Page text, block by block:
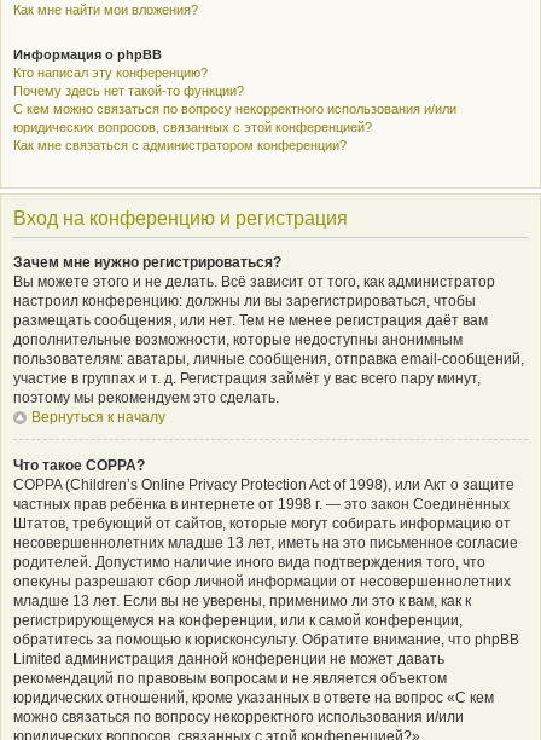
Как мне найти мои вложения?
Информация о phpBB
Кто написал эту конференцию?
Почему здесь нет такой-то функции?
С кем можно связаться по вопросу некорректного использования и/или
юридических вопросов, связанных с этой конференцией?
Как мне связаться с администратором конференции?
Вход на конференцию и регистрация
Зачем мне нужно регистрироваться?
Вы можете этого и не делать. Всё зависит от того, как администратор
настроил конференцию: должны ли вы зарегистрироваться, чтобы
размещать сообщения, или нет. Тем не менее регистрация даёт вам
дополнительные возможности, которые недоступны анонимным
пользователям: аватары, личные сообщения, отправка email-сообщений,
участие в группах и т. д. Регистрация займёт у вас всего пару минут,
поэтому мы рекомендуем это сделать.
Вернуться к началу
Что такое COPPA?
COPPA (Children’s Online Privacy Protection Act of 1998), или Акт о защите
частных прав ребёнка в интернете от 1998 г. — это закон Соединённых
Штатов, требующий от сайтов, которые могут собирать информацию от
несовершеннолетних младше 13 лет, иметь на это письменное согласие
родителей. Допустимо наличие иного вида подтверждения того, что
опекуны разрешают сбор личной информации от несовершеннолетних
младше 13 лет. Если вы не уверены, применимо ли это к вам, как к
регистрирующемуся на конференции, или к самой конференции,
обратитесь за помощью к юрисконсульту. Обратите внимание, что phpBB
Limited администрация данной конференции не может давать
рекомендаций по правовым вопросам и не является объектом
юридических отношений, кроме указанных в ответе на вопрос «С кем
можно связаться по вопросу некорректного использования и/или
юридических вопросов, связанных с этой конференцией?».